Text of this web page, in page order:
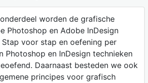
worden de grafische
Photoshop en Adobe InDesign
voor stap en oefening per
Photoshop en InDesign technieken
Daarnaast besteden we ook
principes voor grafisch